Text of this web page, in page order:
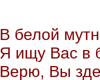
В белой
Я ищу Вас в
Верю, Вы